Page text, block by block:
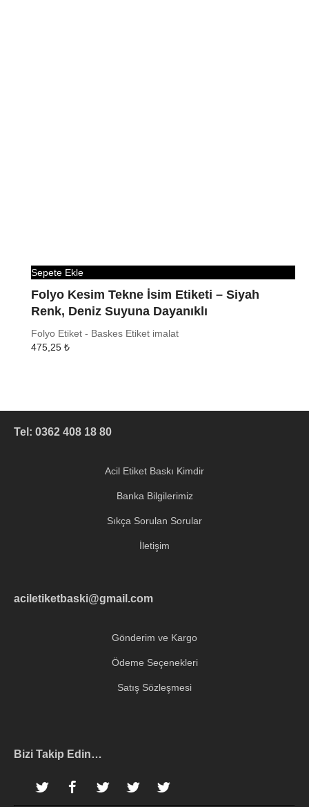
Sepete Ekle
Folyo Kesim Tekne İsim Etiketi – Siyah
Renk, Deniz Suyuna Dayanıklı
Folyo Etiket - Baskes Etiket imalat
475,25 ₺
Tel: 0362 408 18 80
Acil Etiket Baskı Kimdir
Banka Bilgilerimiz
Sıkça Sorulan Sorular
İletişim
aciletiketbaski@gmail.com
Gönderim ve Kargo
Ödeme Seçenekleri
Satış Sözleşmesi
Bizi Takip Edin…
InstagramFacebookTwitter Pinterest